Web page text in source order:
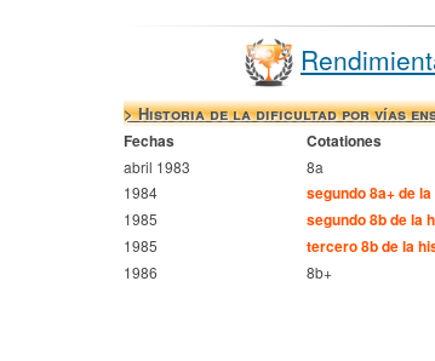
> Historia de la dificultad por vías
Fechas Cotationes
abril 1983 8a
1984
segundo 8a+ de
1985
segundo 8b de la
1985
tercero 8b de la
1986
8b+